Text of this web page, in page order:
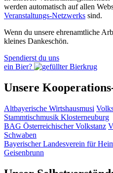
werden automatisch auf allen
Veranstaltungs-Netzwerks sind.
Wenn du unsere ehrenamtliche
kleines Dankeschön.
Spendierst du uns
ein Bier?
Unsere
Altbayerische Wirtshausmusi
Stammtischmusik Klosterneuburg
BAG Österreichischer Volkstanz
Schwaben
Bayerischer Landesverein für
Geisenbrunn